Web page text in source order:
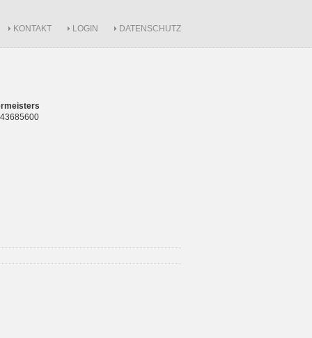
KONTAKT LOGIN DATENSCHUTZ